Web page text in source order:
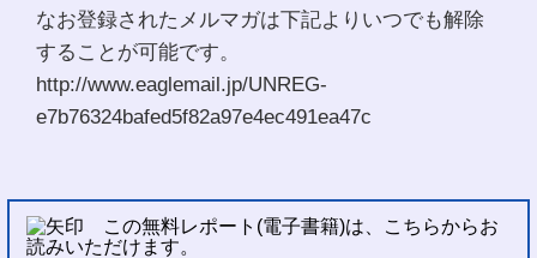
なお登録されたメルマガは下記よりいつでも解除
することが可能です。
http://www.eaglemail.jp/UNREG-
e7b76324bafed5f82a97e4ec491ea47c
この無料レポート(電子書籍)は、こちらからお
読みいただけます。